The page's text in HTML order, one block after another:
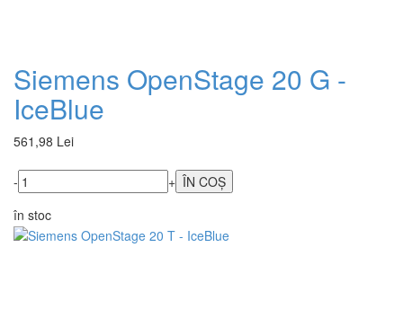
Siemens OpenStage 20 G -
IceBlue
561,98 Lei
-
+
în stoc